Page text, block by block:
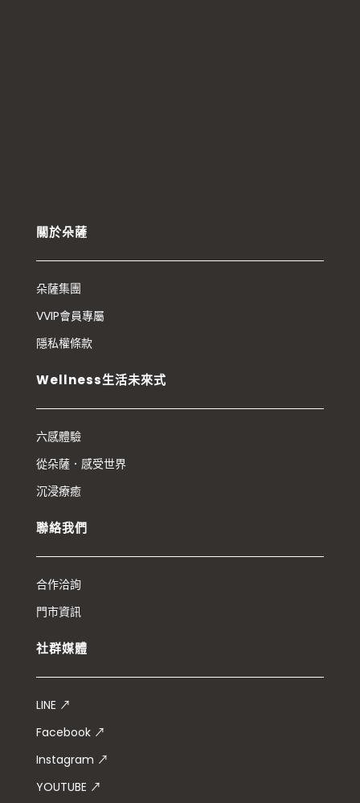
關於朵薩
朵薩集團
VVIP會員專屬
隱私權條款
Wellness生活未來式
六感體驗
從朵薩．感受世界
沉浸療癒
聯絡我們
合作洽詢
門市資訊
社群媒體
LINE ↗
Facebook ↗
Instagram ↗
YOUTUBE ↗